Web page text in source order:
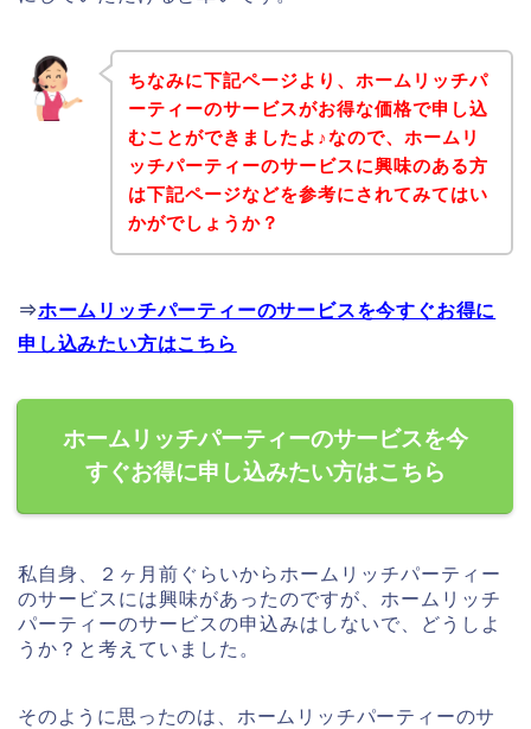
ちなみに下記ページより、ホームリッチパ
ーティーのサービスがお得な価格で申し込
むことができましたよ♪なので、ホームリ
ッチパーティーのサービスに興味のある方
は下記ページなどを参考にされてみてはい
かがでしょうか？
⇒ホームリッチパーティーのサービスを今すぐお得に
申し込みたい方はこちら
ホームリッチパーティーのサービスを今
すぐお得に申し込みたい方はこちら
私自身、２ヶ月前ぐらいからホームリッチパーティー
のサービスには興味があったのですが、ホームリッチ
パーティーのサービスの申込みはしないで、どうしよ
うか？と考えていました。
そのように思ったのは、ホームリッチパーティーのサ